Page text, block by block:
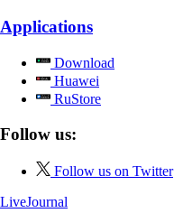
Applications
Download
Huawei
RuStore
Follow us:
Follow us on Twitter
LiveJournal